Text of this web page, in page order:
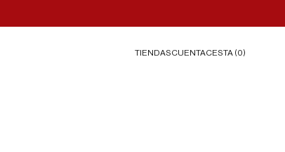
TIENDASCUENTACESTA (0)